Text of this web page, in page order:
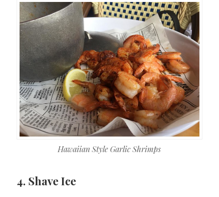
Hawaiian Style Garlic Shrimps
4. Shave Ice